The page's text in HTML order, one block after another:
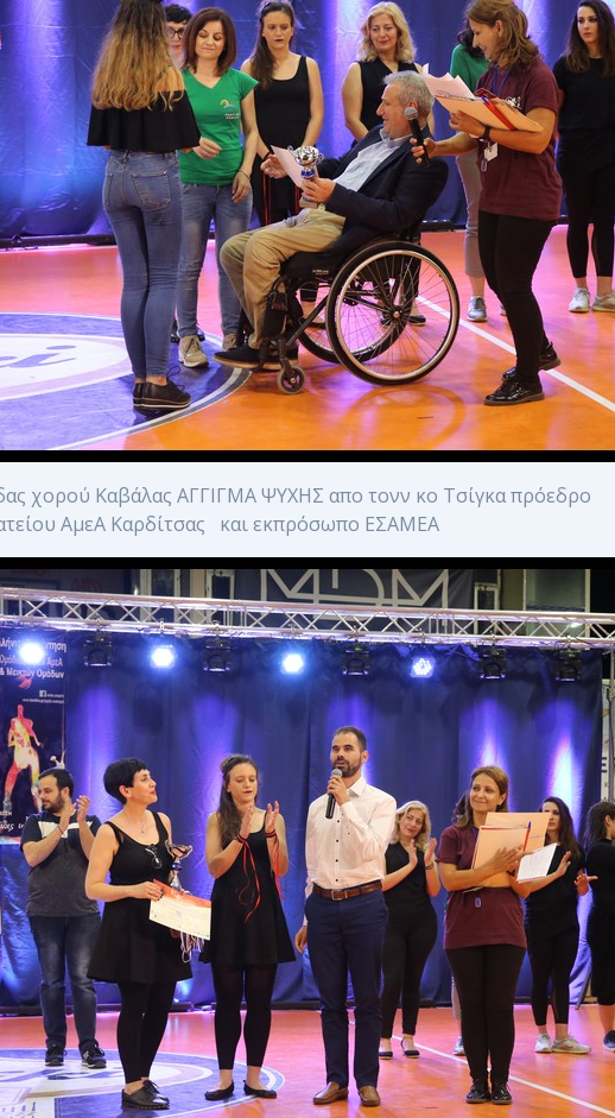
χορού Καβάλας ΑΓΓΙΓΜΑ ΨΥΧΗΣ απο τονν κο Τσίγκα πρόεδρο
ΑμεΑ Καρδίτσας και εκπρόσωπο ΕΣΑΜΕΑ